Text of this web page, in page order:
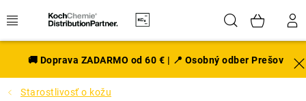
na
Hľadať
EXTERIÉR
DISKY A PNEU
🚚 Doprava ZADARMO od 60 € | 📍 Osobný odber Prešov
Starostlivosť o kožu